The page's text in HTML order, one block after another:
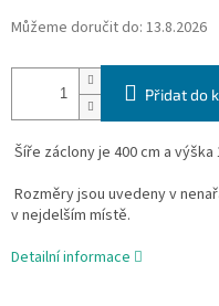
Můžeme doručit do: 13.8.2026
Přidat do
Šíře záclony je 400 cm a výška
Rozměry jsou uvedeny v
v nejdelším místě.
Detailní informace